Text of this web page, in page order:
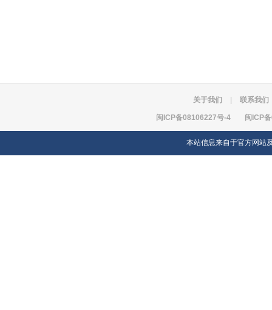
关于我们 联系我们
闽ICP备08106227号-4 闽ICP
本站信息来自于官方网站